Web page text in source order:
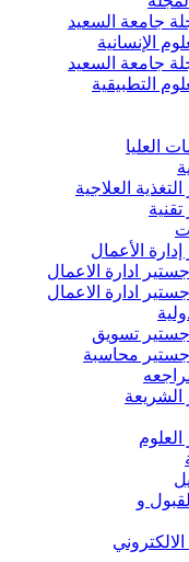
جامعة السعيد
الإنسانية
جامعة السعيد
التطبيقية
العليا
العلاجية
الأعمال
ادارة الاعمال
ادارة الاعمال
تسويق
محاسبة
الشريعة
و